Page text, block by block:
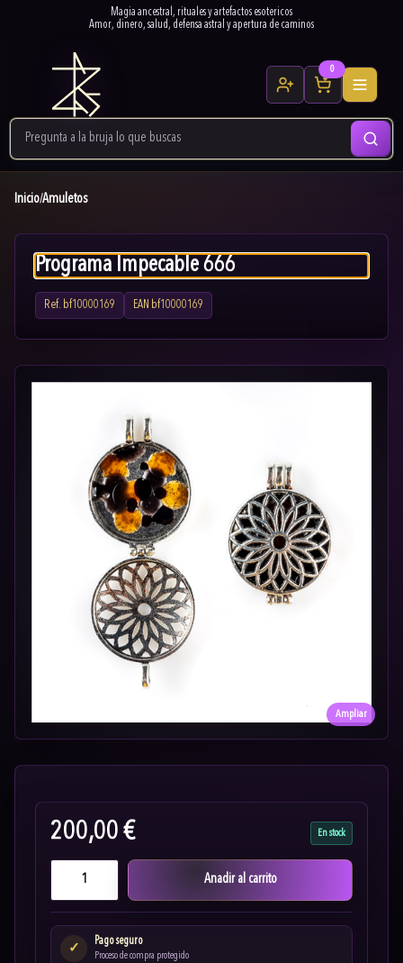
Magia ancestral, rituales y artefactos esotericos
Amor, dinero, salud, defensa astral y apertura de caminos
0
Inicio/Amuletos
Programa Impecable 666
Ref. bf10000169 EAN bf10000169
Ampliar
200,00 € En stock
Anadir al carrito
✓
Pago seguro
Proceso de compra protegido